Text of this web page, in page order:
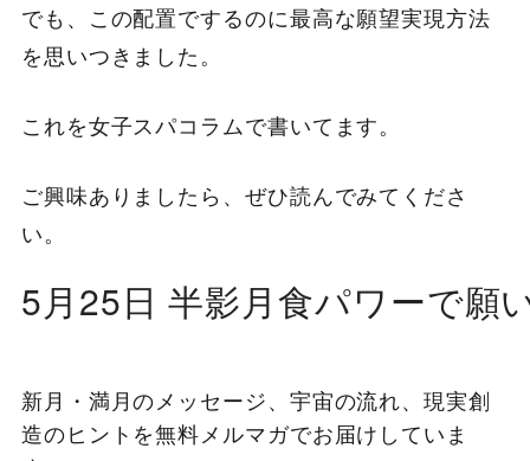
でも、この配置でするのに最高な願望実現方法
を思いつきました。
これを女子スパコラムで書いてます。
ご興味ありましたら、ぜひ読んでみてくださ
い。
5月25日 半影月食パワーで願
新月・満月のメッセージ、宇宙の流れ、現実創
造のヒントを無料メルマガでお届けしていま